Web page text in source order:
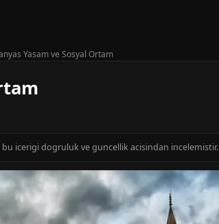
Yasam ve Sosyal Ortam
bu icerigi dogruluk ve guncellik acisindan incelemistir.